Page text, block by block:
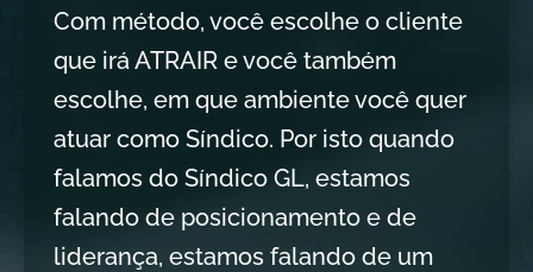
Com método, você escolhe o cliente
que irá ATRAIR e você também
escolhe, em que ambiente você quer
atuar como Síndico. Por isto quando
falamos do Síndico GL, estamos
falando de posicionamento e de
liderança, estamos falando de um